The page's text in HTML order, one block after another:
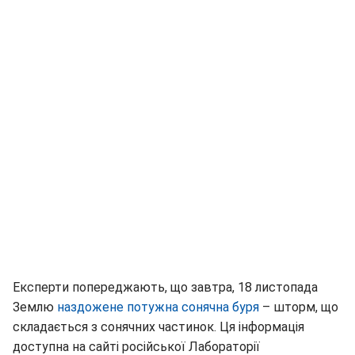
Експерти попереджають, що завтра, 18 листопада
Землю наздожене потужна сонячна буря – шторм, що
складається з сонячних частинок. Ця інформація
доступна на сайті російської Лабораторії